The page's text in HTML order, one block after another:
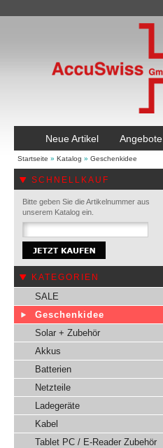
Neue Artikel Angebote
Startseite » Katalog » Geschenkidee
SCHNELLKAUF
Bitte geben Sie die Artikelnummer aus
unserem Katalog ein.
KATEGORIEN
SALE
Geschenkidee
Solar + Zubehör
Akkus
Batterien
Netzteile
Ladegeräte
Kabel
Tablet PC / E-Reader Zubehör